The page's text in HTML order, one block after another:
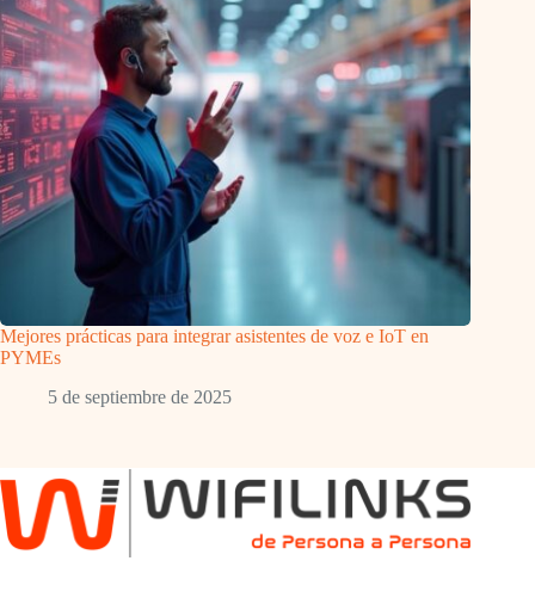
Mejores prácticas para integrar asistentes de voz e IoT en
PYMEs
5 de septiembre de 2025